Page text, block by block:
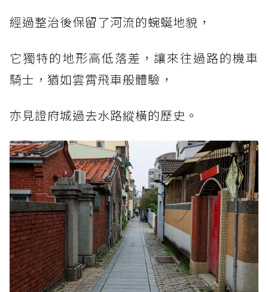
經過整治後保留了河流的蜿蜒地貌，
它獨特的地形高低落差，讓來往過路的機車
騎士，猶如雲霄飛車般體驗，
亦見證府城過去水路縱橫的歷史。